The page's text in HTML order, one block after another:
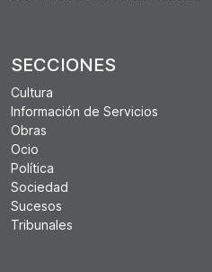
SECCIONES
Cultura
Información de Servicios
Obras
Ocio
Política
Sociedad
Sucesos
Tribunales